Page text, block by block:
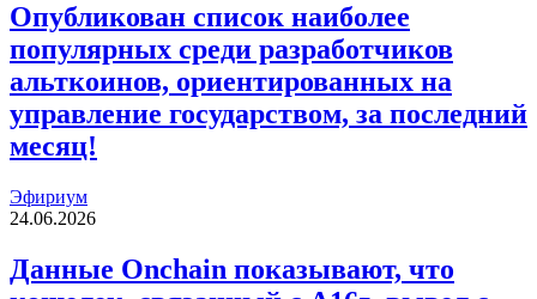
Опубликован список наиболее
популярных среди разработчиков
альткоинов, ориентированных на
управление государством, за последний
месяц!
Эфириум
24.06.2026
Данные Onchain показывают, что